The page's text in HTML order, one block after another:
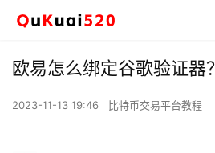
欧易怎么绑定谷歌验证器？
2023-11-13 19:46 比特币交易平台教程